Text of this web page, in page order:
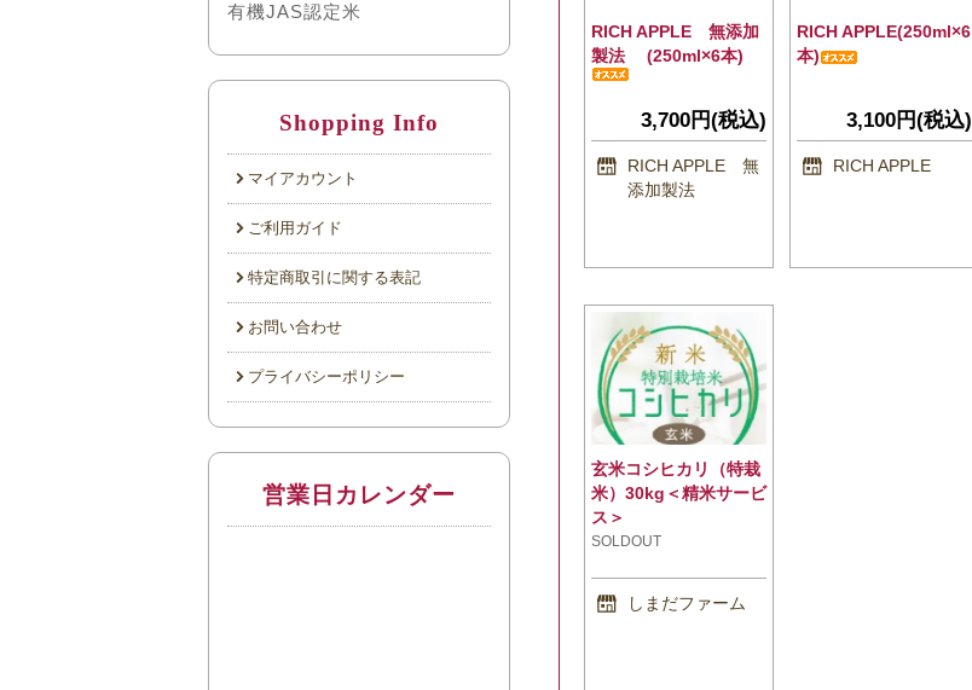
RICH APPLE 無添加
製法 (250ml×6本)
3,700円(税込)
RICH APPLE 無
添加製法
RICH APPLE(250ml×6
本)
3,100円(税込)
RICH APPLE
玄米コシヒカリ（特栽
米）30kg＜精米サービ
ス＞
SOLDOUT
しまだファーム
有機JAS認定米
Shopping Info
マイアカウント
ご利用ガイド
特定商取引に関する表記
お問い合わせ
プライバシーポリシー
営業日カレンダー